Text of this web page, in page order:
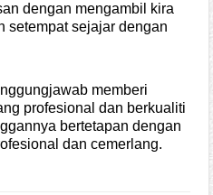
dengan mengambil kira
setempat sejajar dengan
memberi
profesional dan berkualiti
bertetapan dengan
dan cemerlang.